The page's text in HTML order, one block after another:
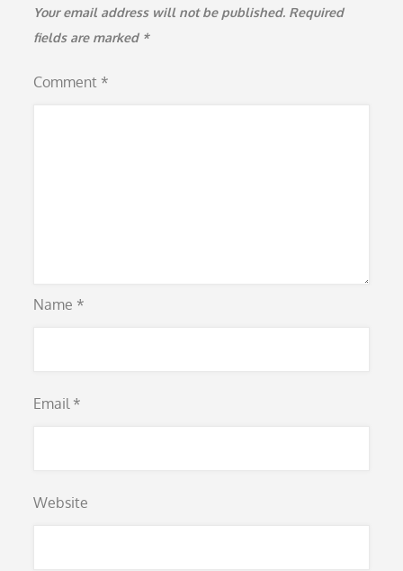
Your email address will not be published. Required
fields are marked *
Comment *
Name *
Email *
Website